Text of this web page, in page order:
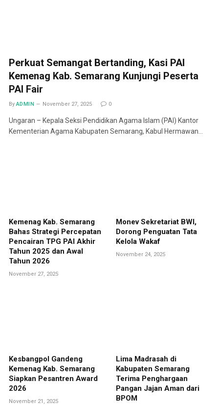
Perkuat Semangat Bertanding, Kasi PAI
Kemenag Kab. Semarang Kunjungi Peserta
PAI Fair
By ADMIN November 27, 2025 0
Ungaran – Kepala Seksi Pendidikan Agama Islam (PAI) Kantor
Kementerian Agama Kabupaten Semarang, Kabul Hermawan…
Kemenag Kab. Semarang
Bahas Strategi Percepatan
Pencairan TPG PAI Akhir
Tahun 2025 dan Awal
Tahun 2026
November 27, 2025
Monev Sekretariat BWI,
Dorong Penguatan Tata
Kelola Wakaf
November 24, 2025
Kesbangpol Gandeng
Kemenag Kab. Semarang
Siapkan Pesantren Award
2026
November 21, 2025
Lima Madrasah di
Kabupaten Semarang
Terima Penghargaan
Pangan Jajan Aman dari
BPOM